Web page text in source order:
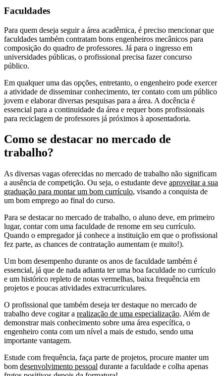
Faculdades
Para quem deseja seguir a área acadêmica, é preciso mencionar que
faculdades também contratam bons engenheiros mecânicos para
composição do quadro de professores. Já para o ingresso em
universidades públicas, o profissional precisa fazer concurso
público.
Em qualquer uma das opções, entretanto, o engenheiro pode exercer
a atividade de disseminar conhecimento, ter contato com um público
jovem e elaborar diversas pesquisas para a área. A docência é
essencial para a continuidade da área e requer bons profissionais
para reciclagem de professores já próximos à aposentadoria.
Como se destacar no mercado de
trabalho?
As diversas vagas oferecidas no mercado de trabalho não significam
a ausência de competição. Ou seja, o estudante deve aproveitar a sua
graduação para montar um bom currículo, visando a conquista de
um bom emprego ao final do curso.
Para se destacar no mercado de trabalho, o aluno deve, em primeiro
lugar, contar com uma faculdade de renome em seu currículo.
Quando o empregador já conhece a instituição em que o profissional
fez parte, as chances de contratação aumentam (e muito!).
Um bom desempenho durante os anos de faculdade também é
essencial, já que de nada adianta ter uma boa faculdade no currículo
e um histórico repleto de notas vermelhas, baixa frequência em
projetos e poucas atividades extracurriculares.
O profissional que também deseja ter destaque no mercado de
trabalho deve cogitar a realização de uma especialização. Além de
demonstrar mais conhecimento sobre uma área específica, o
engenheiro conta com um nível a mais de estudo, sendo uma
importante vantagem.
Estude com frequência, faça parte de projetos, procure manter um
bom desenvolvimento pessoal durante a faculdade e colha apenas